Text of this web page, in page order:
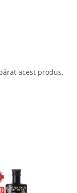
acest produs,